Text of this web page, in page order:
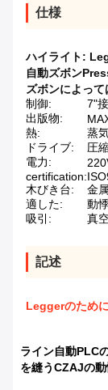
仕様
ハイライト:
自動ズボン
ズボンによっ
制御:
7"
出版物:
熱:
蒸
ドライブ:
圧
電力:
certification:
木びき台:
金
適した:
動
吸引:
真
記述
Leggerのため
ライン自動PLC
を縫うCZAJの